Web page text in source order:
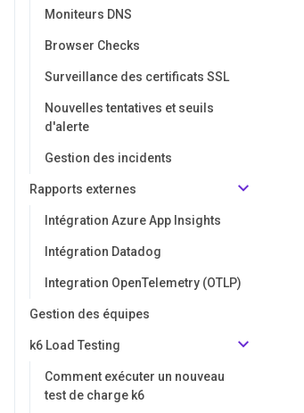
Moniteurs DNS
Browser Checks
Surveillance des certificats SSL
Nouvelles tentatives et seuils
d'alerte
Gestion des incidents
Rapports externes
Intégration Azure App Insights
Intégration Datadog
Integration OpenTelemetry (OTLP)
Gestion des équipes
k6 Load Testing
Comment exécuter un nouveau
test de charge k6